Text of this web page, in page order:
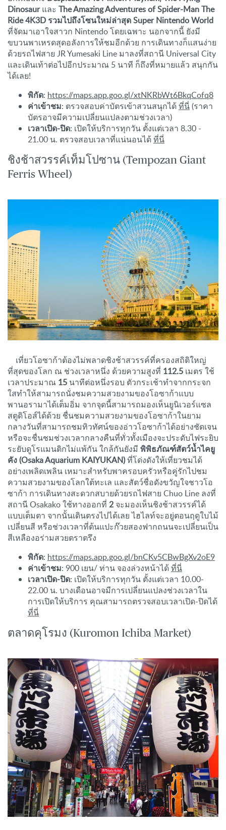
Dinosaurและ The Amazing Adventures of Spider-Man The
Ride 4K3D รวมไปถึงโซนใหม่ล่าสุด Super Nintendo World
ที่จัดมาเอาใจสาวก Nintendo โดยเฉพาะ นอกจากนี้ ยังมี
ขบวนพาเหรดสุดอลังการให้ชมอีกด้วย การเดินทางก็แสนง่าย
ด้วยรถไฟสาย JR Yumesaki Line มาลงที่สถานี Universal City
และเดินเท้าต่อไปอีกประมาณ 5 นาที ก็ถึงที่หมายแล้ว สนุกกัน
ได้เลย!
พิกัด: https://maps.app.goo.gl/xtNKRbWt6BkqCofq8
ค่าเข้าชม: ตรวจสอบค่าบัตรเข้าสวนสนุกได้ที่นี่(ราคา
บัตรอาจมีความเปลี่ยนแปลงตามช่วงเวลา)
เวลาเปิด-ปิด: เปิดให้บริการทุกวัน ตั้งแต่เวลา 8.30 -
21.00 น. ตรวจสอบเวลาที่แน่นอนได้ที่นี่
ชิงช้าสวรรค์เท็มโปซาน (Tempozan Giant
Ferris Wheel)
เที่ยวโอซาก้าต้องไม่พลาดชิงช้าสวรรค์ที่ครองสถิติใหญ่
ที่สุดของโลก ณ ช่วงเวลาหนึ่ง ด้วยความสูงที่ 112.5 เมตร ใช้
เวลาประมาณ 15 นาทีต่อหนึ่งรอบ ตัวกระเช้าทำจากกระจก
ใสทำให้สามารถนั่งชมความสวยงามของโอซาก้าแบบ
พานอรามาได้เต็มอิ่ม จากจุดนี้สามารถมองเห็นยูนิเวอร์แซล
สตูดิโอส์ได้ด้วย ชื่นชมความสวยงามของโอซาก้าในยาม
กลางวันที่สามารถชมทิวทัศน์ของอ่าวโอซาก้าได้อย่างชัดเจน
หรือจะชื่นชมช่วงเวลากลางคืนที่ทั่วทั้งเมืองจะประดับไฟระยิบ
ระยับดูโรแมนติกไม่แพ้กัน ใกล้กันยังมี พิพิธภัณฑ์สัตว์น้ำไคยู
คัง(Osaka Aquarium KAIYUKAN)ที่โด่งดังให้เที่ยวชมได้
อย่างเพลิดเพลิน เหมาะสำหรับพาครอบครัวหรือคู่รักไปชม
ความสวยงามของโลกใต้ทะเล และสัตว์ชื่อดังขวัญใจชาวโอ
ซาก้า การเดินทางสะดวกสบายด้วยรถไฟสาย Chuo Line ลงที่
สถานี Osakako ใช้ทางออกที่ 2 จะมองเห็นชิงช้าสวรรค์ได้
แบบเต็มตา จากนั้นเดินตรงไปได้เลย ไฮไลท์จะอยู่ตอนฤดูใบไม้
เปลี่ยนสี หรือช่วงเวลาที่ต้นแปะก๊วยสองฟากถนนจะเปลี่ยนเป็น
สีเหลืองอร่ามสวยตราตรึง
พิกัด: https://maps.app.goo.gl/bnCKv5CBwBgXv2oE9
ค่าเข้าชม: 900 เยน/ ท่าน จองล่วงหน้าได้ที่นี่
เวลาเปิด-ปิด: เปิดให้บริการทุกวัน ตั้งแต่เวลา 10.00-
22.00 น. บางเดือนอาจมีการเปลี่ยนแปลงช่วงเวลาใน
การเปิดให้บริการ คุณสามารถตรวจสอบเวลาเปิด-ปิดได้
ที่นี่
ตลาดคุโรมง (Kuromon Ichiba Market)